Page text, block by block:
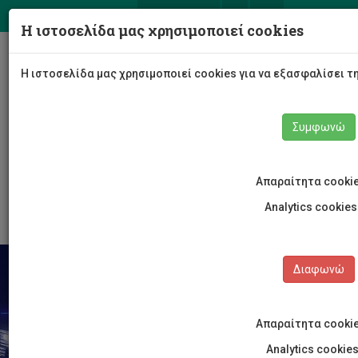
Σχολή Μηχανικής και Τεχνολογίας
Η ιστοσελίδα μας χρησιμοποιεί cookies
Η ιστοσελίδα μας χρησιμοποιεί cookies για να εξασφαλίσει
Συμφωνώ
Απαραίτητα
Analytics
Διαφωνώ
Απαραίτητα
Analytics